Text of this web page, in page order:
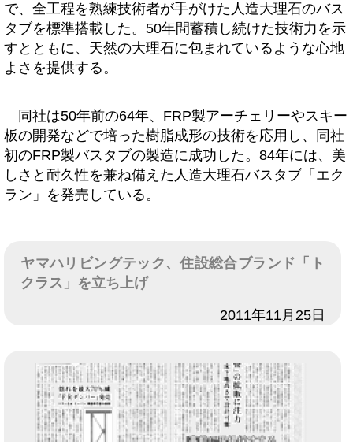
で、全工程を熟練技術者が手がけた人造大理石のバス
タブを標準搭載した。50年間蓄積し続けた技術力を示
すとともに、天然の大理石に包まれているような心地
よさを提供する。
同社は50年前の64年、FRP製アーチェリーやスキー
板の開発などで培った樹脂成形の技術を応用し、同社
初のFRP製バスタブの製造に成功した。84年には、美
しさと耐久性を兼ね備えた人造大理石バスタブ「エク
ラン」を発売している。
ヤマハリビングテック、住設総合ブランド「ト
クラス」を立ち上げ
2011年11月25日